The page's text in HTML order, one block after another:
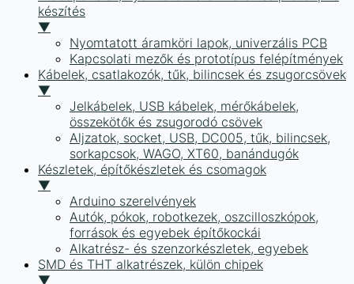
készítés
▼
Nyomtatott áramköri lapok, univerzális PCB
Kapcsolati mezők és prototípus felépítmények
Kábelek, csatlakozók, tűk, bilincsek és zsugorcsövek
▼
Jelkábelek, USB kábelek, mérőkábelek,
összekötők és zsugorodó csövek
Aljzatok, socket, USB, DC005, tűk, bilincsek,
sorkapcsok, WAGO, XT60, banándugók
Készletek, építőkészletek és csomagok
▼
Arduino szerelvények
Autók, pókok, robotkezek, oszcilloszkópok,
források és egyebek építőkockái
Alkatrész- és szenzorkészletek, egyebek
SMD és THT alkatrészek, külön chipek
▼